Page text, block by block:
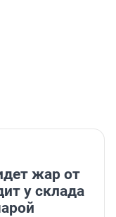
жар от
у склада